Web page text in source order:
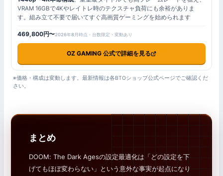
VRAM 16GBで4Kやレイトレ時のテクスチャ負荷にも余裕がありま
す。組み立て不要で届いてすぐ高画質ゲーミングを始められます
469,800円〜2026年8月時点・台数限定・変動あり
OZ GAMING 公式で詳細を見る
※価格・構成は変動します。最新情報は各BTOショップ公式ページでご確認くだ
さい。
まとめ
DOOM: The Dark Agesの設定最適化は「どの設定を下
げてもほぼ変わらない」という意外な事実が起点になり